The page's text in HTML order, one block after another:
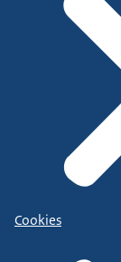
Cookies